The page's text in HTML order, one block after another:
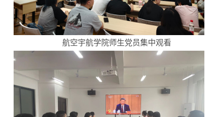
航空宇航学院师生党员集中观看